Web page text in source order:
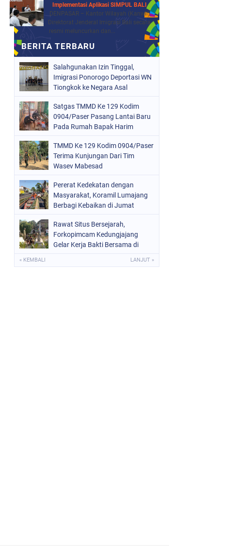
Implementasi Aplikasi SIMPUL BALI
DENPASAR – Kantor Wilayah (Kanwil)
Direktorat Jenderal Imigrasi Bali secara
resmi meluncurkan dan...
Salahgunakan Izin Tinggal,
Imigrasi Ponorogo Deportasi WN
Tiongkok ke Negara Asal
Satgas TMMD Ke 129 Kodim
0904/Paser Pasang Lantai Baru
Pada Rumah Bapak Harim
TMMD Ke 129 Kodim 0904/Paser
Terima Kunjungan Dari Tim
Wasev Mabesad
Pererat Kedekatan dengan
Masyarakat, Koramil Lumajang
Berbagi Kebaikan di Jumat
Rawat Situs Bersejarah,
Forkopimcam Kedungjajang
Gelar Kerja Bakti Bersama di
« KEMBALI LANJUT »